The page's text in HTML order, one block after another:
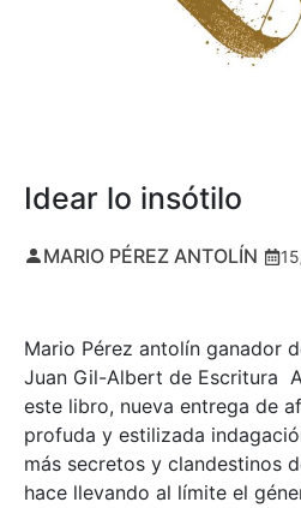
Idear lo insótilo
MARIO PÉREZ ANTOLÍN
Mario Pérez antolín ganador
Juan Gil-Albert de Escritura
este libro, nueva entrega de
profuda y estilizada
más secretos y clandestinos
hace llevando al límite el